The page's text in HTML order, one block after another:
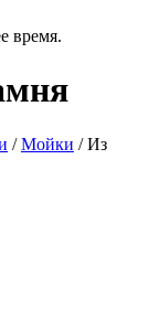
время.
/Мойки /Из